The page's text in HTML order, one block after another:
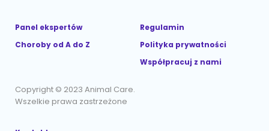
Panel ekspertów
Choroby od A do Z
Regulamin
Polityka prywatności
Współpracuj z nami
Copyright © 2023 Animal Care.
Wszelkie prawa zastrzeżone